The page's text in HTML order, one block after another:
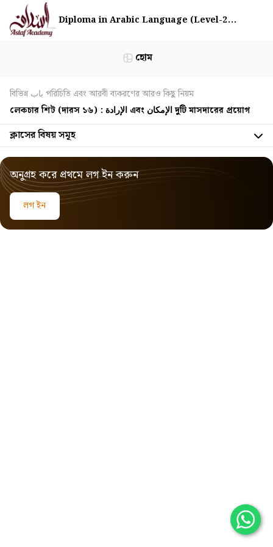
Diploma in Arabic Language (Level-2...
হোম
বিভিন্ন باب পরিচিতি এবং আরবী ব্যকরণের আরও কিছু নিয়ম
লেকচার শিট (দারস ১৬) : الإرادة এবং الإمكان দুটি মাসদারের প্রয়োগ
ক্লাসের বিষয় সমূহ
অনুগ্রহ করে প্রথমে লগ ইন করুন
লগ ইন